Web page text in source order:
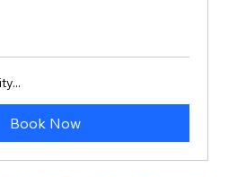
Book Now